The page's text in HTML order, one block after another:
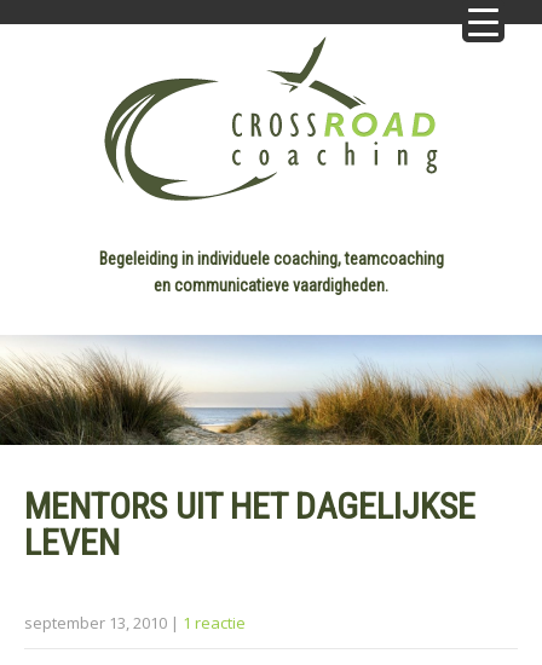
Begeleiding in individuele coaching, teamcoaching
en communicatieve vaardigheden.
MENTORS UIT HET DAGELIJKSE
LEVEN
september 13, 2010 | 1 reactie